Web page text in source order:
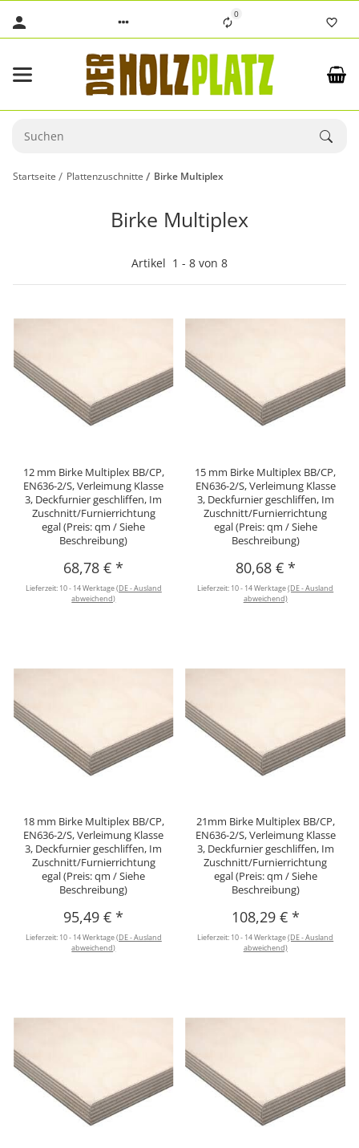
0
Startseite Plattenzuschnitte Birke Multiplex
Birke Multiplex
Artikel 1 - 8 von 8
12 mm Birke Multiplex BB/CP,
EN636-2/S, Verleimung Klasse
3, Deckfurnier geschliffen, Im
Zuschnitt/Furnierrichtung
egal (Preis: qm / Siehe
Beschreibung)
68,78 €*
Lieferzeit: 10 - 14 Werktage(DE - Ausland
abweichend)
15 mm Birke Multiplex BB/CP,
EN636-2/S, Verleimung Klasse
3, Deckfurnier geschliffen, Im
Zuschnitt/Furnierrichtung
egal (Preis: qm / Siehe
Beschreibung)
80,68 € *
Lieferzeit: 10 - 14 Werktage(DE - Ausland
abweichend)
18 mm Birke Multiplex BB/CP,
EN636-2/S, Verleimung Klasse
3, Deckfurnier geschliffen, Im
Zuschnitt/Furnierrichtung
egal (Preis: qm / Siehe
Beschreibung)
95,49 €*
Lieferzeit: 10 - 14 Werktage(DE - Ausland
abweichend)
21mm Birke Multiplex BB/CP,
EN636-2/S, Verleimung Klasse
3, Deckfurnier geschliffen, Im
Zuschnitt/Furnierrichtung
egal (Preis: qm / Siehe
Beschreibung)
108,29 € *
Lieferzeit: 10 - 14 Werktage(DE - Ausland
abweichend)